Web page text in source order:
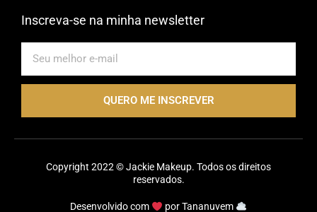
r
m
o
e
e
t
p
i
Inscreva-se na minha newsletter
QUERO ME INSCREVER
Copyright 2022 © Jackie Makeup. Todos os direitos
reservados.
Desenvolvido com porTananuvem